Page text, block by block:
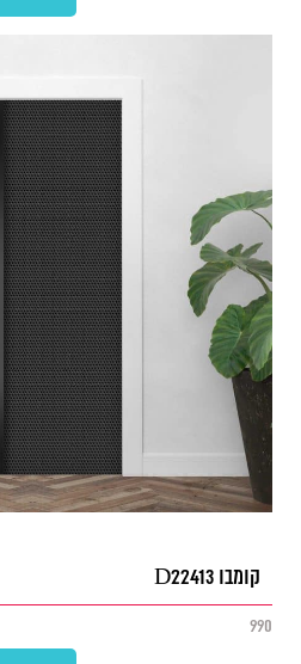
קומבו D22413
990